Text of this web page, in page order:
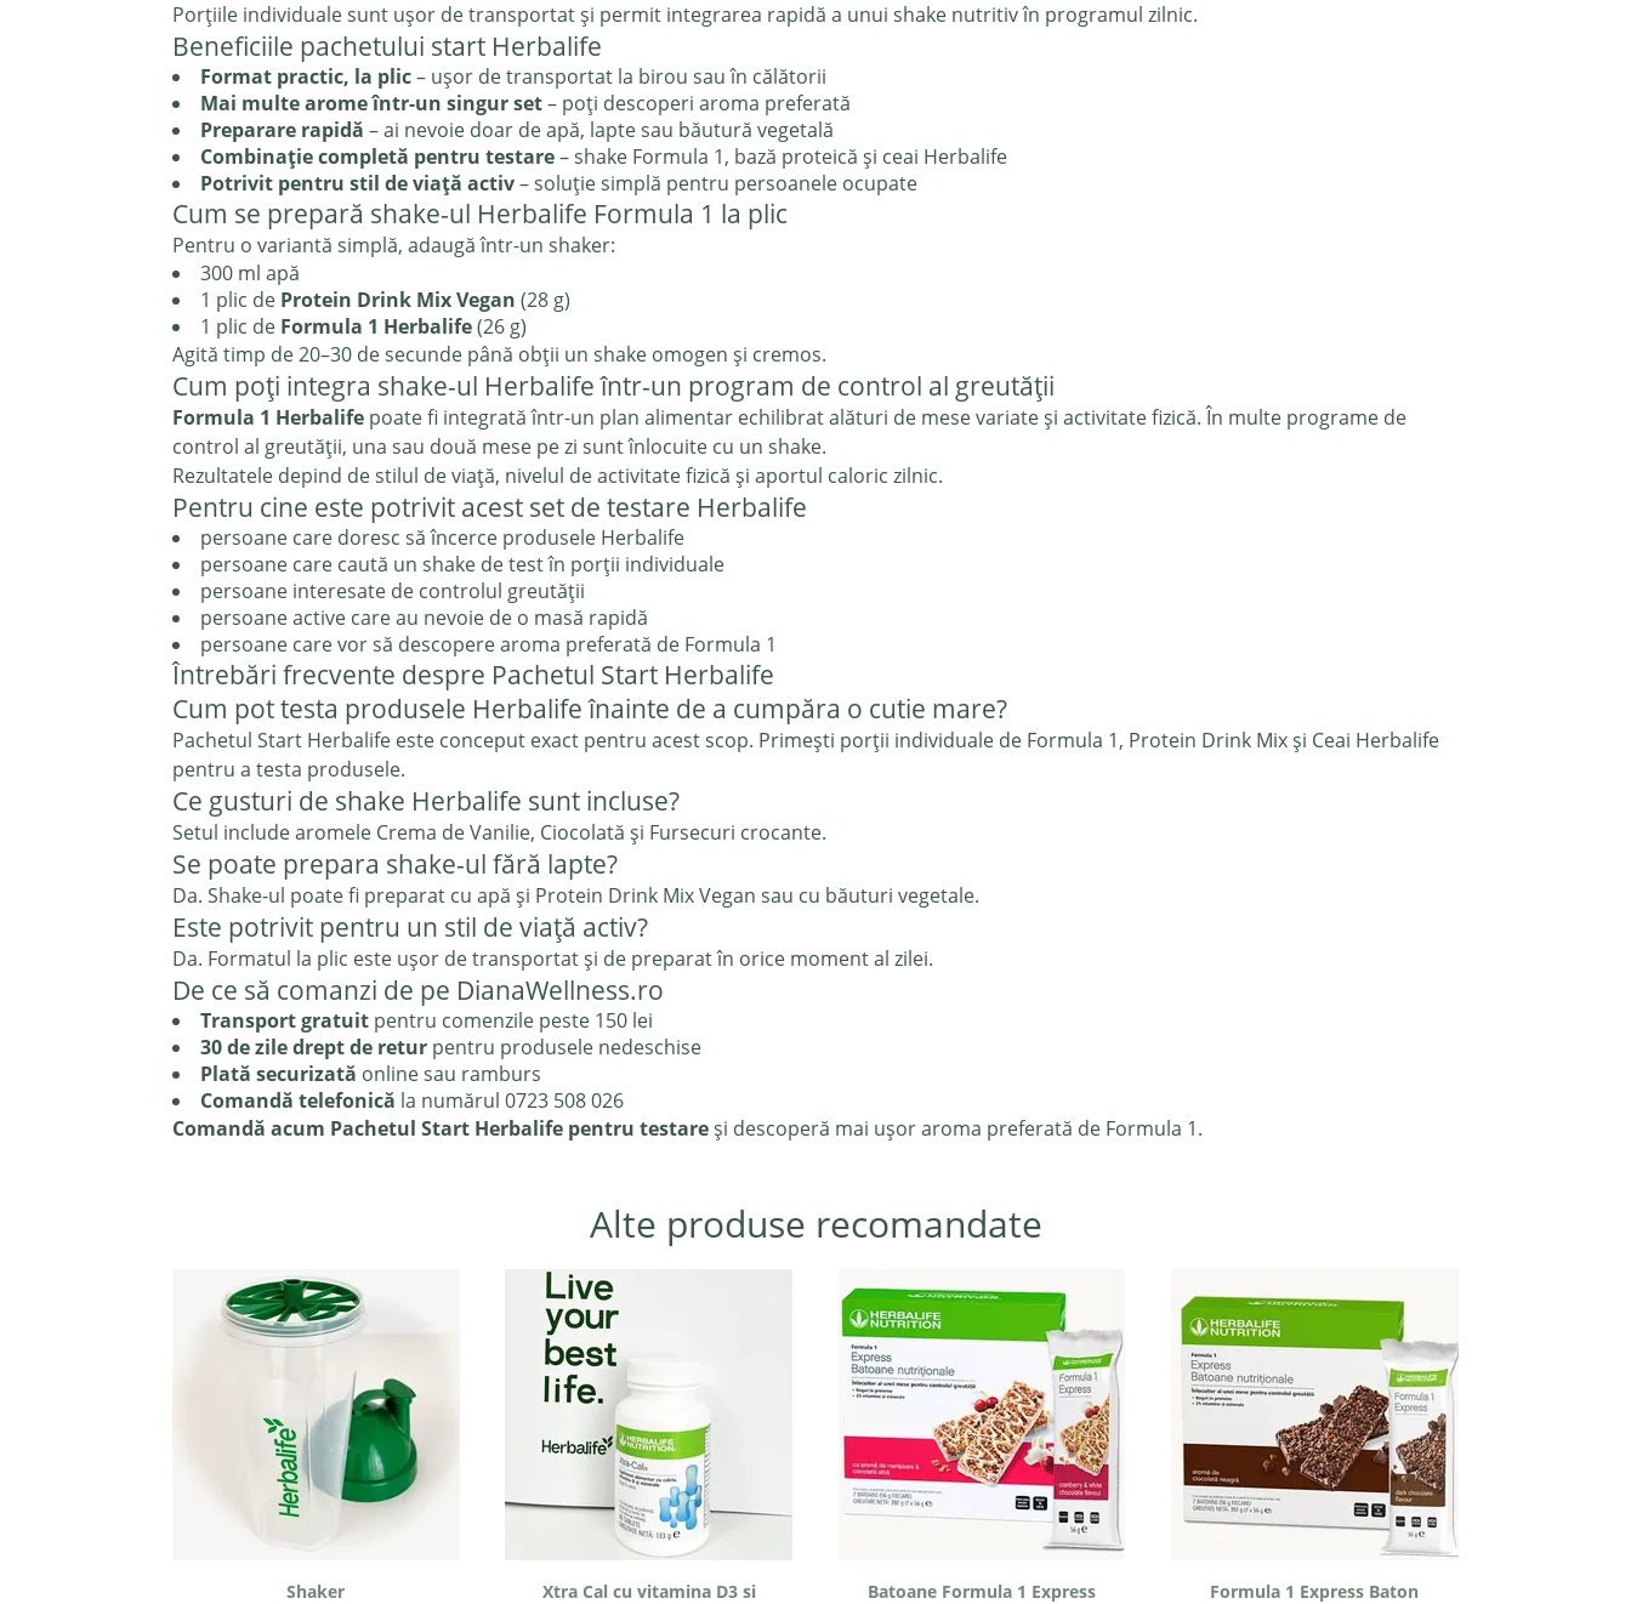
Porțiile individuale sunt ușor de transportat și permit integrarea rapidă a unui shake nutritiv în programul zilnic.
Beneficiile pachetului start Herbalife
Format practic, la plic– ușor de transportat la birou sau în călătorii
Mai multe arome într-un singur set– poți descoperi aroma preferată
Preparare rapidă – ai nevoie doar de apă, lapte sau băutură vegetală
Combinație completă pentru testare– shake Formula 1, bază proteică și ceai Herbalife
Potrivit pentru stil de viață activ– soluție simplă pentru persoanele ocupate
Cum se prepară shake-ul Herbalife Formula 1 la plic
Pentru o variantă simplă, adaugă într-un shaker:
300 ml apă
1 plic de Protein Drink Mix Vegan (28 g)
1 plic de Formula 1 Herbalife(26 g)
Agită timp de 20–30 de secunde până obții un shake omogen și cremos.
Cum poți integra shake-ul Herbalife într-un program de control al greutății
Formula 1 Herbalife poate fi integrată într-un plan alimentar echilibrat alături de mese variate și activitate fizică. În multe programe de
control al greutății, una sau două mese pe zi sunt înlocuite cu un shake.
Rezultatele depind de stilul de viață, nivelul de activitate fizică și aportul caloric zilnic.
Pentru cine este potrivit acest set de testare Herbalife
persoane care doresc să încerce produsele Herbalife
persoane care caută un shake de test în porții individuale
persoane interesate de controlul greutății
persoane active care au nevoie de o masă rapidă
persoane care vor să descopere aroma preferată de Formula 1
Întrebări frecvente despre Pachetul Start Herbalife
Cum pot testa produsele Herbalife înainte de a cumpăra o cutie mare?
Pachetul Start Herbalife este conceput exact pentru acest scop. Primești porții individuale de Formula 1, Protein Drink Mix și Ceai Herbalife
pentru a testa produsele.
Ce gusturi de shake Herbalife sunt incluse?
Setul include aromele Crema de Vanilie, Ciocolată și Fursecuri crocante.
Se poate prepara shake-ul fără lapte?
Da. Shake-ul poate fi preparat cu apă și Protein Drink Mix Vegan sau cu băuturi vegetale.
Este potrivit pentru un stil de viață activ?
Da. Formatul la plic este ușor de transportat și de preparat în orice moment al zilei.
De ce să comanzi de pe DianaWellness.ro
Transport gratuit pentru comenzile peste 150 lei
30 de zile drept de retur pentru produsele nedeschise
Plată securizată online sau ramburs
Comandă telefonică la numărul 0723 508 026
Comandă acum Pachetul Start Herbalife pentru testareși descoperă mai ușor aroma preferată de Formula 1.
Alte produse recomandate
Shaker
Xtra Cal cu vitamina D3 si
Batoane Formula 1 Express
Formula 1 Express Baton